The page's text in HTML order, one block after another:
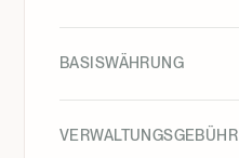
BASISWÄHRUNG
VERWALTUNGSGEBÜHR